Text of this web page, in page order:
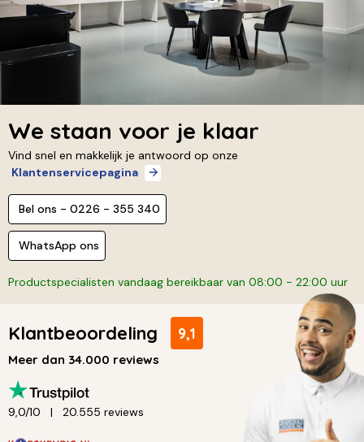
We staan voor je klaar
Vind snel en makkelijk je antwoord op onze
Klantenservicepagina
Bel ons - 0226 - 355 340
WhatsApp ons
Productspecialisten vandaag bereikbaar van 08:00 - 22:00 uur
Klantbeoordeling 9,1
Meer dan 34.000 reviews
9,0/10 20.555 reviews